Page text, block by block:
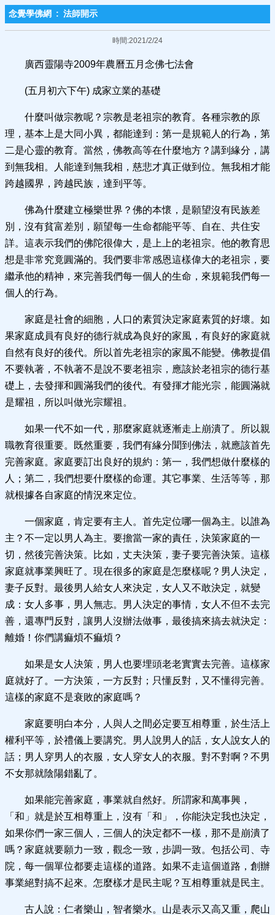
念覺學佛網 : 法師開示
時間:2021/2/24
廣西靈陽寺2009年農曆五月念佛七法會
(五月初六下午) 成家立業的基礎
什麼叫做宗教呢？宗教是老祖宗的教育。各種宗教的原
理，基本上是大同小異，都能達到：第一是規範人的行為，第
二是心靈的教育。當然，佛教高等在什麼地方？講到緣分，講
到無我相。人能達到無我相，慈悲才真正做到位。無我相才能
跨越國界，跨越民族，達到平等。
佛為什麼建立極樂世界？佛的本懷，是願望沒有民族差
別，沒有貧富差別，願望每一生命都能平等、自在、共住安
詳。這表示我們的佛陀很偉大，是上上的老祖宗。他的教育思
想是非常究竟圓滿的。我們要非常感恩這樣偉大的老祖宗，要
繼承他的精神，來完善我們每一個人的生命，來規範我們每一
個人的行為。
家庭是社會的細胞，人口的素質決定家庭素質的好壞。如
果家庭成員有良好的德行就成為良好的家風，有良好的家庭就
自然有良好的後代。所以首先老祖宗的家風不能變。佛教提倡
不要執著，不執著不是說不要老祖宗，應該於老祖宗的德行基
礎上，去發揮和圓滿我們的後代。有發揮才能光宗，能圓滿就
是耀祖，所以叫做光宗耀祖。
如果一代不如一代，那麼家庭就逐漸走上崩潰了。所以親
職教育很重要。既然重要，我們有緣分聞到佛法，就應該首先
完善家庭。家庭要訂出良好的規約：第一，我們想做什麼樣的
人；第二，我們想要什麼樣的命運。其它事業、生活等等，那
就根據各自家庭的情況來定位。
一個家庭，肯定要有主人。首先定位哪一個為主。以誰為
主？不一定以男人為主。要擔當一家的責任，決策家庭的一
切，然後完善決策。比如，丈夫決策，妻子要完善決策。這樣
家庭就事業興旺了。現在很多的家庭是怎麼樣呢？男人決定，
妻子反對。最後男人給女人來決定，女人又不敢決定，就變
成：女人多事，男人無志。男人決定的事情，女人不但不去完
善，還專門反對，讓男人沒辦法做事，最後搞來搞去就決定：
離婚！你們講痲煩不痲煩？
如果是女人決策，男人也要埋頭老老實實去完善。這樣家
庭就好了。一方決策，一方反對；只懂反對，又不懂得完善。
這樣的家庭不是衰敗的家庭嗎？
家庭要明白本分，人與人之間必定要互相尊重，於生活上
權利平等，於禮儀上要講究。男人說男人的話，女人說女人的
話；男人穿男人的衣服，女人穿女人的衣服。對不對啊？不男
不女那就陰陽錯亂了。
如果能完善家庭，事業就自然好。所謂家和萬事興，
「和」就是於互相尊重上，沒有「和」，你能決定我也決定，
如果你們一家三個人，三個人的決定都不一樣，那不是崩潰了
嗎？家庭就要願力一致，觀念一致，步調一致。包括公司、寺
院，每一個單位都要走這樣的道路。如果不走這個道路，創辦
事業絕對搞不起來。怎麼樣才是民主呢？互相尊重就是民主。
古人說：仁者樂山，智者樂水。山是表示又高又重，爬山